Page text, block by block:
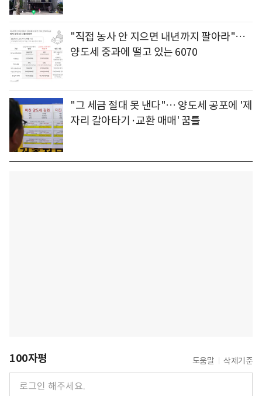
"직접 농사 안 지으면 내년까지 팔아라"…
양도세 중과에 떨고 있는 6070
"그 세금 절대 못 낸다"… 양도세 공포에 '제
자리 갈아타기·교환 매매' 꿈틀
100자평 도움말 삭제기준